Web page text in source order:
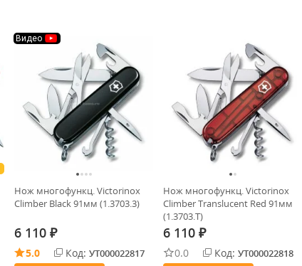
Видео
Нож многофункц. Victorinox
Climber Black 91мм (1.3703.3)
6 110 ₽
5.0 Код: УТ000022817
Нож многофункц. Victorinox
Climber Translucent Red 91мм
(1.3703.T)
6 110 ₽
0.0 Код: УТ000022818